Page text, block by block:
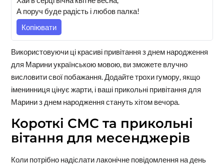
А поруч буде радість і любов палка!
Копіювати
Використовуючи ці красиві привітання з днем народження
для Марини українською мовою, ви зможете влучно
висловити свої побажання. Додайте трохи гумору, якщо
іменинниця цінує жарти, і ваші прикольні привітання для
Марини з днем народження стануть хітом вечора.
Короткі СМС та прикольні
вітання для месенджерів
Коли потрібно надіслати лаконічне повідомлення на день